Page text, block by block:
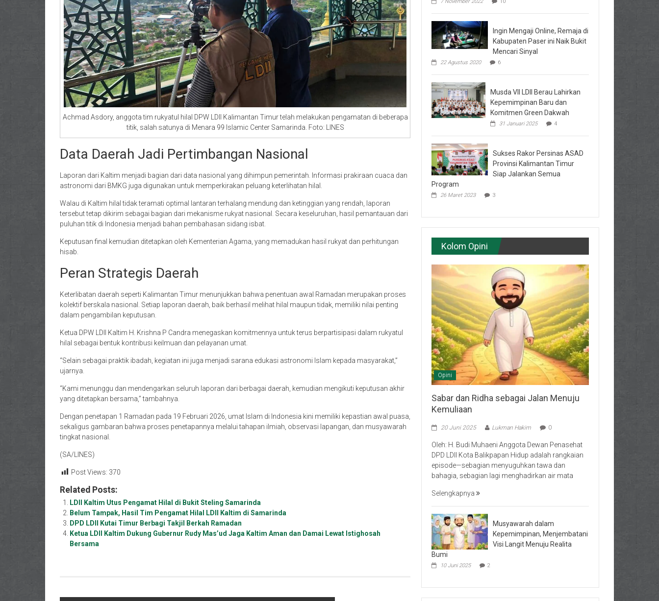
Achmad Asdory, anggota tim rukyatul hilal DPW LDII Kalimantan Timur telah melakukan pengamatan di beberapa
titik, salah satunya di Menara 99 Islamic Center Samarinda. Foto: LINES
Data Daerah Jadi Pertimbangan Nasional
Laporan dari Kaltim menjadi bagian dari data nasional yang dihimpun pemerintah. Informasi prakiraan cuaca dan
astronomi dari BMKG juga digunakan untuk memperkirakan peluang keterlihatan hilal.
Walau di Kaltim hilal tidak teramati optimal lantaran terhalang mendung dan ketinggian yang rendah, laporan
tersebut tetap dikirim sebagai bagian dari mekanisme rukyat nasional. Secara keseluruhan, hasil pemantauan dari
puluhan titik di Indonesia menjadi bahan pembahasan sidang isbat.
Keputusan final kemudian ditetapkan oleh Kementerian Agama, yang memadukan hasil rukyat dan perhitungan
hisab.
Peran Strategis Daerah
Keterlibatan daerah seperti Kalimantan Timur menunjukkan bahwa penentuan awal Ramadan merupakan proses
kolektif berskala nasional. Setiap laporan daerah, baik berhasil melihat hilal maupun tidak, memiliki nilai penting
dalam pengambilan keputusan.
Ketua DPW LDII Kaltim H. Krishna P Candra menegaskan komitmennya untuk terus berpartisipasi dalam rukyatul
hilal sebagai bentuk kontribusi keilmuan dan pelayanan umat.
“Selain sebagai praktik ibadah, kegiatan ini juga menjadi sarana edukasi astronomi Islam kepada masyarakat,”
ujarnya.
“Kami menunggu dan mendengarkan seluruh laporan dari berbagai daerah, kemudian mengikuti keputusan akhir
yang ditetapkan bersama,” tambahnya.
Dengan penetapan 1 Ramadan pada 19 Februari 2026, umat Islam di Indonesia kini memiliki kepastian awal puasa,
sekaligus gambaran bahwa proses penetapannya melalui tahapan ilmiah, observasi lapangan, dan musyawarah
tingkat nasional.
(SA/LINES)
Post Views: 370
Related Posts:
LDII Kaltim Utus Pengamat Hilal di Bukit Steling Samarinda
Belum Tampak, Hasil Tim Pengamat Hilal LDII Kaltim di Samarinda
DPD LDII Kutai Timur Berbagi Takjil Berkah Ramadan
Ketua LDII Kaltim Dukung Gubernur Rudy Mas’ud Jaga Kaltim Aman dan Damai Lewat Istighosah
Bersama
Ingin Mengaji Online, Remaja di
Kabupaten Paser ini Naik Bukit
Mencari Sinyal
22 Agustus 2020 6
Musda VII LDII Berau Lahirkan
Kepemimpinan Baru dan
Komitmen Green Dakwah
31 Januari 2025 4
Sukses Rakor Persinas ASAD
Provinsi Kalimantan Timur
Siap Jalankan Semua
Program
26 Maret 2023 3
Kolom Opini
Opini
Sabar dan Ridha sebagai Jalan Menuju
Kemuliaan
20 Juni 2025 Lukman Hakim 0
Oleh: H. Budi Muhaeni Anggota Dewan Penasehat
DPD LDII Kota Balikpapan Hidup adalah rangkaian
episode—sebagian menyuguhkan tawa dan
bahagia, sebagian lagi menghadirkan air mata
Selengkapnya
Musyawarah dalam
Kepemimpinan, Menjembatani
Visi Langit Menuju Realita
Bumi
10 Juni 2025 2